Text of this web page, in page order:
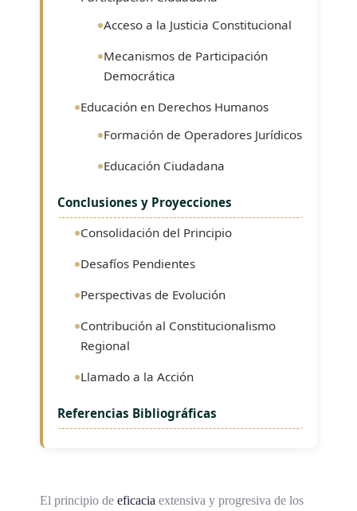
Acceso a la Justicia Constitucional
Mecanismos de Participación
Democrática
Educación en Derechos Humanos
Formación de Operadores Jurídicos
Educación Ciudadana
Conclusiones y Proyecciones
Consolidación del Principio
Desafíos Pendientes
Perspectivas de Evolución
Contribución al Constitucionalismo
Regional
Llamado a la Acción
Referencias Bibliográficas
El principio de eficacia extensiva y progresiva de los